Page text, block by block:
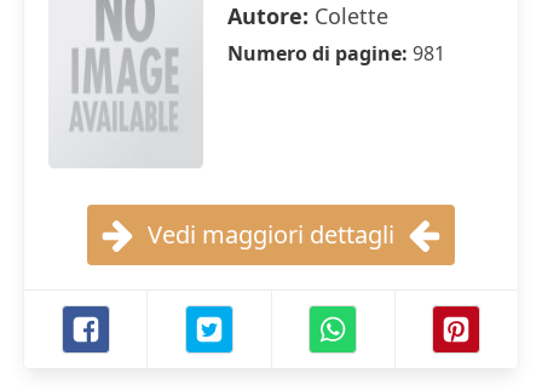
Autore: Colette
Numero di pagine: 981
Vedi maggiori dettagli